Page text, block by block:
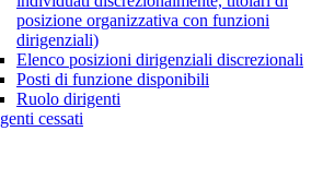
posizione organizzativa con funzioni
dirigenziali)
Elenco posizioni dirigenziali discrezionali
Posti di funzione disponibili
Ruolo dirigenti
cessati